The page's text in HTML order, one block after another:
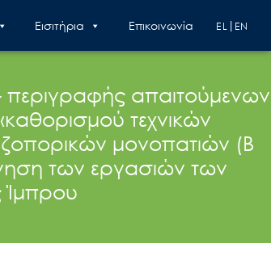
Εισιτήρια Επικοινωνία EN
EL
απαιτούμενων
τεχνικών
μονοπατιών (Β
των εργασιών των
Ίμπρου